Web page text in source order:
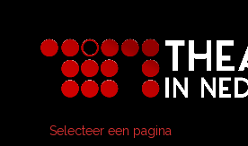
Selecteer een pagina